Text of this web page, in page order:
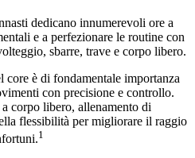
dedicano innumerevoli ore a
e a perfezionare le routine con
sbarre, trave e corpo libero.
core è di fondamentale importanza
con precisione e controllo.
corpo libero, allenamento di
flessibilità per migliorare il raggio
1